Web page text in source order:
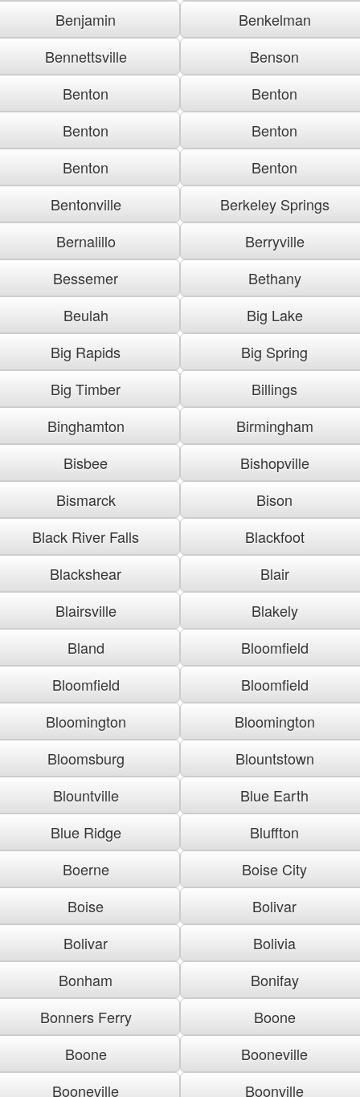
Benjamin
Benkelman
Bennettsville
Benson
Benton
Benton
Benton
Benton
Benton
Benton
Bentonville
Berkeley Springs
Bernalillo
Berryville
Bessemer
Bethany
Beulah
Big Lake
Big Rapids
Big Spring
Big Timber
Billings
Binghamton
Birmingham
Bisbee
Bishopville
Bismarck
Bison
Black River Falls
Blackfoot
Blackshear
Blair
Blairsville
Blakely
Bland
Bloomfield
Bloomfield
Bloomfield
Bloomington
Bloomington
Bloomsburg
Blountstown
Blountville
Blue Earth
Blue Ridge
Bluffton
Boerne
Boise City
Boise
Bolivar
Bolivar
Bolivia
Bonham
Bonifay
Bonners Ferry
Boone
Boone
Booneville
Booneville
Boonville